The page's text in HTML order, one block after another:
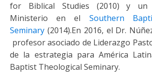
for Biblical Studies (2010) y un
Ministerio en el Southern
Seminary (2014).En 2016, el Dr.
profesor asociado de Liderazgo
de la estrategia para América
Baptist Theological Seminary.